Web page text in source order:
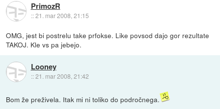
PrimozR
::21. mar 2008, 21:15
OMG, jest bi postrelu take prfokse. Like povsod dajo gor rezultate
TAKOJ. Kle vs pa jebejo.
Looney
::21. mar 2008, 21:42
Bom že preživela. Itak mi ni toliko do področnega.